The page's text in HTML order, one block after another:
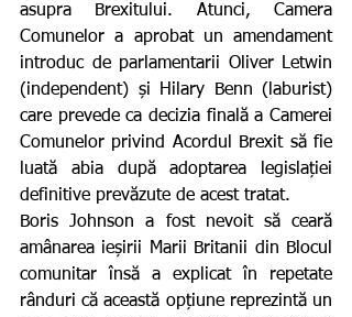
asupra Brexitului. Atunci, Camera
Comunelor a aprobat un amendament
introduc de parlamentarii Oliver Letwin
(independent) și Hilary Benn (laburist)
care prevede ca decizia finală a Camerei
Comunelor privind Acordul Brexit să fie
luată abia după adoptarea legislației
definitive prevăzute de acest tratat.
Boris Johnson a fost nevoit să ceară
amânarea ieșirii Marii Britanii din Blocul
comunitar însă a explicat în repetate
rânduri că această opțiune reprezintă un